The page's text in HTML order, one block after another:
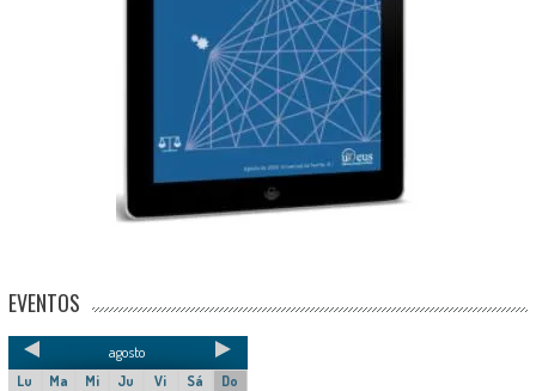
EVENTOS
agosto
Lu Ma Mi Ju Vi Sá
Do